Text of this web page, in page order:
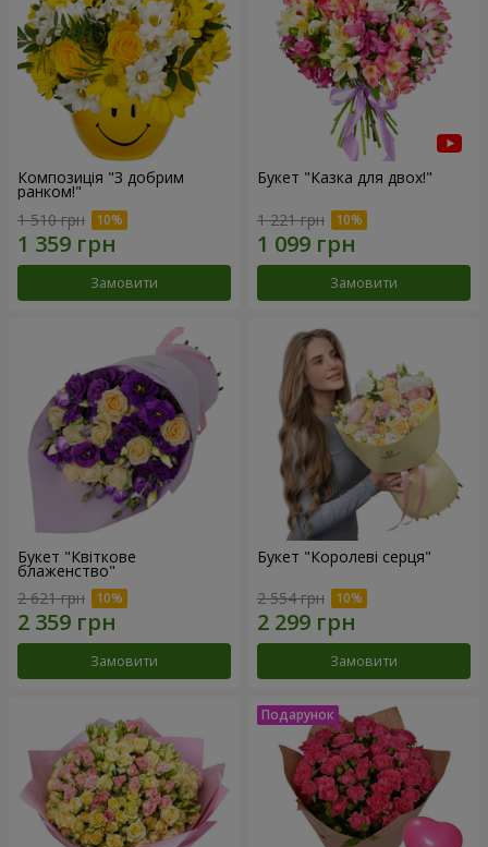
Композиція "З добрим
ранком!"
1 510 грн
Замовити
Букет "Казка для двох!"
1 221 грн
Замовити
Букет "Квіткове
блаженство"
2 621 грн
Замовити
Букет "Королеві серця"
2 554 грн
Замовити